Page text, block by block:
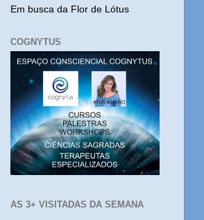
Em busca da Flor de Lótus
COGNYTUS
AS 3+ VISITADAS DA SEMANA